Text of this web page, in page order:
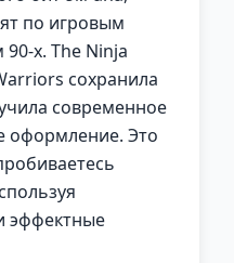
по игровым
х. The Ninja
сохранила
современное
оформление. Это
эффектные